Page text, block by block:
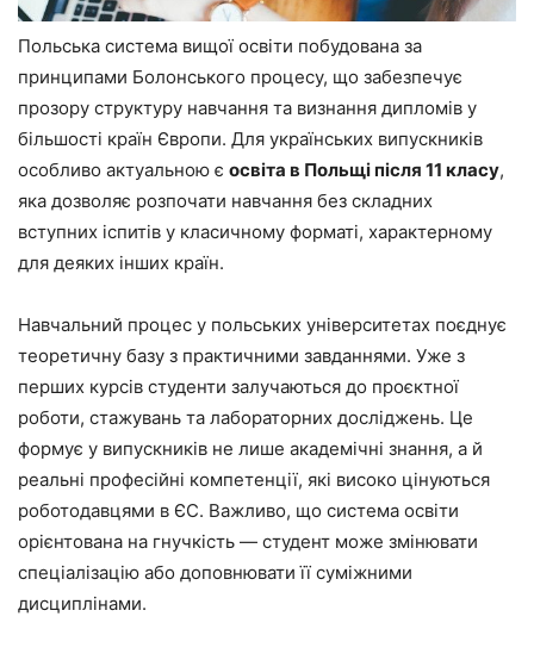
Польська система вищої освіти побудована за
принципами Болонського процесу, що забезпечує
прозору структуру навчання та визнання дипломів у
більшості країн Європи. Для українських випускників
особливо актуальною є освіта в Польщі після 11 класу,
яка дозволяє розпочати навчання без складних
вступних іспитів у класичному форматі, характерному
для деяких інших країн.
Навчальний процес у польських університетах поєднує
теоретичну базу з практичними завданнями. Уже з
перших курсів студенти залучаються до проєктної
роботи, стажувань та лабораторних досліджень. Це
формує у випускників не лише академічні знання, а й
реальні професійні компетенції, які високо цінуються
роботодавцями в ЄС. Важливо, що система освіти
орієнтована на гнучкість — студент може змінювати
спеціалізацію або доповнювати її суміжними
дисциплінами.